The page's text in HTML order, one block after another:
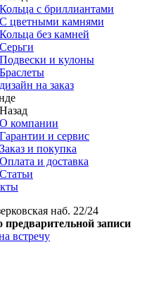
Кольца с бриллиантами
С цветными камнями
Кольца без камней
Серьги
Подвески и кулоны
Браслеты
на заказ
Назад
О компании
Гарантии и сервис
Заказ и покупка
Оплата и доставка
Статьи
наб. 22/24
предварительной записи
встречу